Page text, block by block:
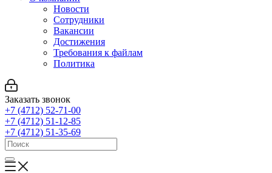
Новости
Сотрудники
Вакансии
Достижения
Требования к файлам
Политика
Заказать звонок
+7 (4712) 52-71-00
+7 (4712) 51-12-85
+7 (4712) 51-35-69